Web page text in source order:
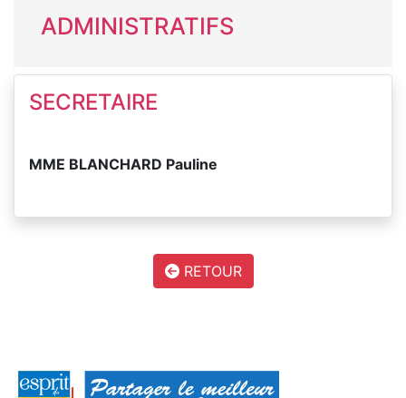
ADMINISTRATIFS
SECRETAIRE
MME BLANCHARD Pauline
RETOUR